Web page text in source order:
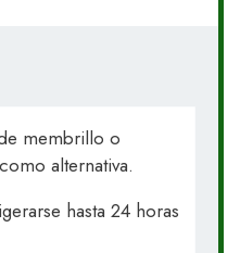
membrillo o
alternativa.
hasta 24 horas